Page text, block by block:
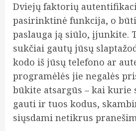
Dviejų faktorių
pasirinktinė funkcija, o
paslauga ją siūlo, įjunkite.
sukčiai gautų jūsų
kodo iš jūsų telefono ar
programėlės jie negalės
būkite atsargūs – kai kurie
gauti ir tuos kodus,
siųsdami netikrus